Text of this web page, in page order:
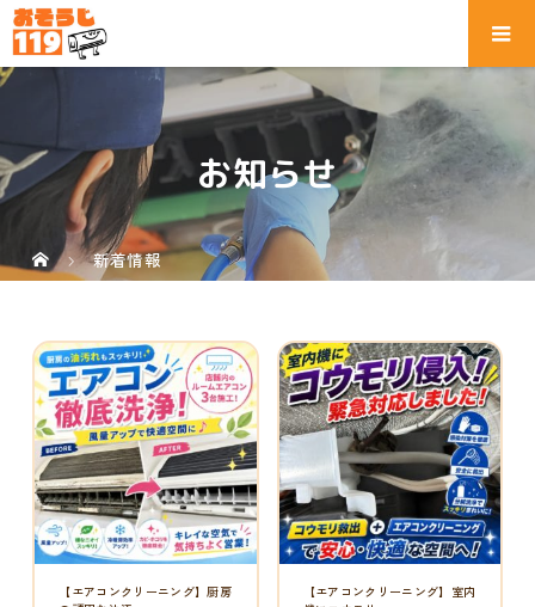
【エアコンクリーニング】厨房
の頑固な油汚...
2026.07.25
【エアコンクリーニング】熱交
換器に付着し...
2026.07.16
【エアコンクリーニング】コウ
モリ侵入が原...
2026.07.14